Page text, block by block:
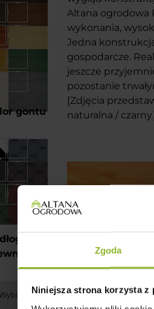
Zgoda
Niniejsza strona korzysta z
Altana ogrodowa
wykonania,
Jedna
gospodarcze.
jeszcze
pozostanie
[Zdjęcia
naturalna /
gontu